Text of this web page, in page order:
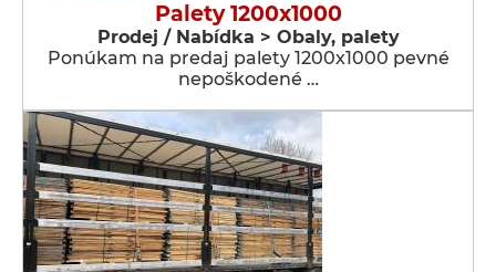
Palety 1200x1000
Prodej / Nabídka > Obaly, palety
Ponúkam na predaj palety 1200x1000 pevné
nepoškodené …